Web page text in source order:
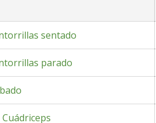
sentado
parado